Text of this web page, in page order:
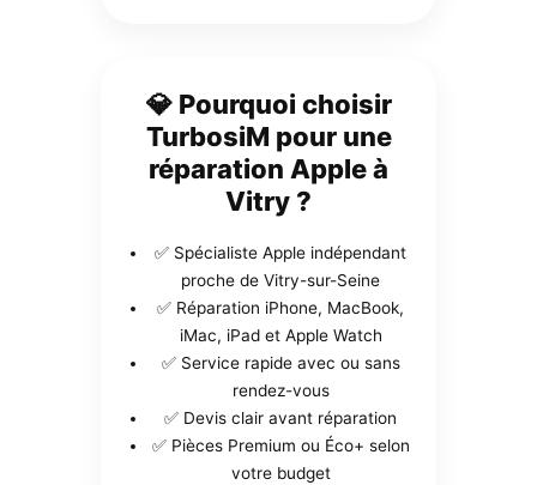
💎 Pourquoi choisir
TurbosiM pour une
réparation Apple à
Vitry ?
✅ Spécialiste Apple indépendant
proche de Vitry-sur-Seine
✅ Réparation iPhone, MacBook,
iMac, iPad et Apple Watch
✅ Service rapide avec ou sans
rendez-vous
✅ Devis clair avant réparation
✅ Pièces Premium ou Éco+ selon
votre budget